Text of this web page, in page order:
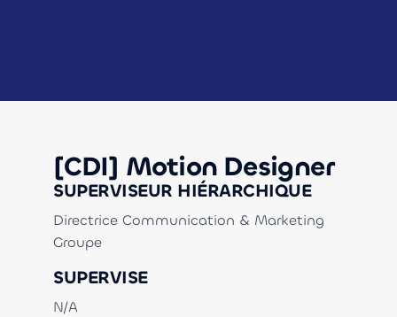
[CDI] Motion Designer
SUPERVISEUR HIÉRARCHIQUE
Directrice Communication & Marketing
Groupe
SUPERVISE
N/A